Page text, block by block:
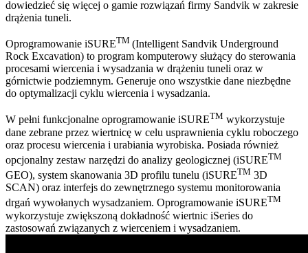
dowiedzieć się więcej o gamie rozwiązań firmy Sandvik w zakresie
drążenia tuneli.
Oprogramowanie iSURETM (Intelligent Sandvik Underground
Rock Excavation) to program komputerowy służący do sterowania
procesami wiercenia i wysadzania w drążeniu tuneli oraz w
górnictwie podziemnym. Generuje ono wszystkie dane niezbędne
do optymalizacji cyklu wiercenia i wysadzania.
W pełni funkcjonalne oprogramowanie iSURETM wykorzystuje
dane zebrane przez wiertnicę w celu usprawnienia cyklu roboczego
oraz procesu wiercenia i urabiania wyrobiska. Posiada również
opcjonalny zestaw narzędzi do analizy geologicznej (iSURETM
GEO), system skanowania 3D profilu tunelu (iSURETM 3D
SCAN) oraz interfejs do zewnętrznego systemu monitorowania
drgań wywołanych wysadzaniem. Oprogramowanie iSURETM
wykorzystuje zwiększoną dokładność wiertnic iSeries do
zastosowań związanych z wierceniem i wysadzaniem.